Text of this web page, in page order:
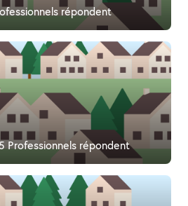
répondent
Professionnels répondent